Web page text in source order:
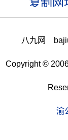
八九网
Copyright ©
渝